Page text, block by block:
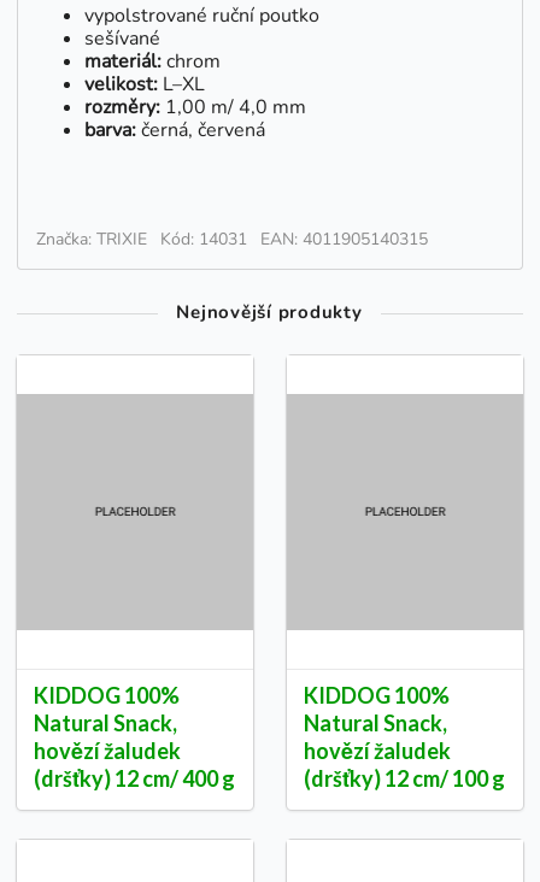
vypolstrované ruční poutko
sešívané
materiál:chrom
velikost: L–X⁠L
rozměry: 1,00 m/ 4,0 mm
barva:černá, červená
Značka: TRIXIE Kód: 14031 EAN: 4011905140315
Nejnovější produkty
KIDDOG 100%
Natural Snack,
hovězí žaludek
(dršťky) 12 cm/ 400 g
KIDDOG 100%
Natural Snack,
hovězí žaludek
(dršťky) 12 cm/ 100 g